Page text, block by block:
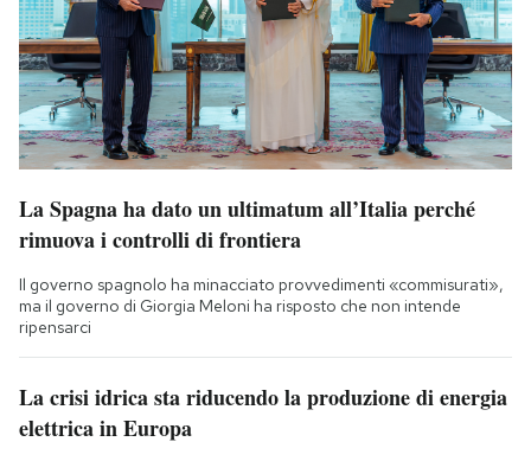
La Spagna ha dato un ultimatum all’Italia perché
rimuova i controlli di frontiera
Il governo spagnolo ha minacciato provvedimenti «commisurati»,
ma il governo di Giorgia Meloni ha risposto che non intende
ripensarci
La crisi idrica sta riducendo la produzione di energia
elettrica in Europa